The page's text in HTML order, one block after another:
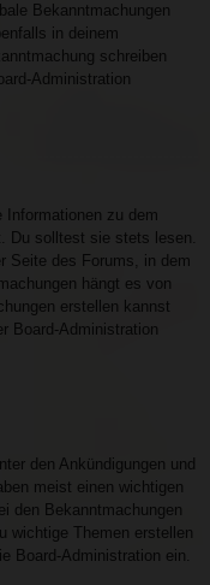
Bekanntmachungen
in deinem
schreiben
Administration
Informationen zu dem
Du solltest sie stets lesen.
Seite des Forums, in dem
hängt es von
erstellen kannst
Board-Administration
den Ankündigungen und
meist einen wichtigen
den Bekanntmachungen
wichtige Themen erstellen
Board-Administration ein.